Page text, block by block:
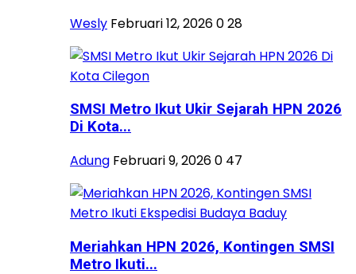
Wesly Februari 12, 2026028
SMSI Metro Ikut Ukir Sejarah HPN 2026
Di Kota...
Adung Februari 9, 20260 47
Meriahkan HPN 2026, Kontingen SMSI
Metro Ikuti...